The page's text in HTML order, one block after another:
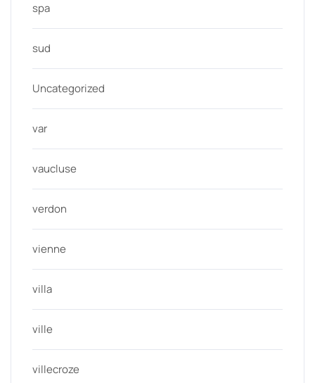
spa
sud
Uncategorized
var
vaucluse
verdon
vienne
villa
ville
villecroze